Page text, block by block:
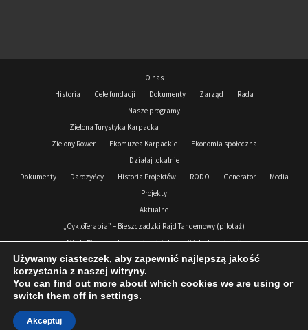
O nas
Historia
Cele fundacji Dokumenty Zarząd
Rada
Nasze programy
Zielona Turystyka Karpacka
Zielony Rower
Ekomuzea Karpackie
Ekonomia społeczna
Działaj lokalnie
Dokumenty
Darczyńcy Historia Projektów RODO Generator
Media
Projekty
Aktualne
„CykloTerapia” – Bieszczadzki Rajd Tandemowy (pilotaż)
Młode Bieszczady przeciw nietolerancji i dyskryminacji
Podkarpacki Korpus Solidarności 2024-2026
Zrealizowane
Podkarpacki Korpus Solidarności 2021- 2023
Używamy ciasteczek, aby zapewnić najlepszą jakość
korzystania z naszej witryny.
You can find out more about which cookies we are using or
switch them off in settings.
Akceptuj